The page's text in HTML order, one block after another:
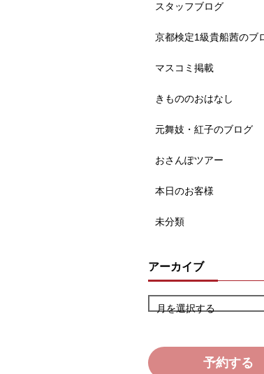
スタッフブログ
京都検定1級貴船茜のブ
マスコミ掲載
きもののおはなし
元舞妓・紅子のブログ
おさんぽツアー
本日のお客様
未分類
アーカイブ
月を選択する
予約する